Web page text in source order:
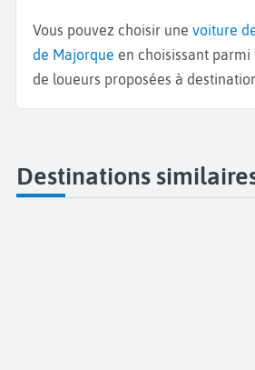
Vous pouvez choisir une voiture
de Majorque en choisissant parmi
de loueurs proposées à
Destinations